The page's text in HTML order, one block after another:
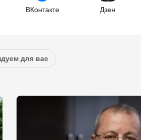
ВКонтакте Дзен
для вас